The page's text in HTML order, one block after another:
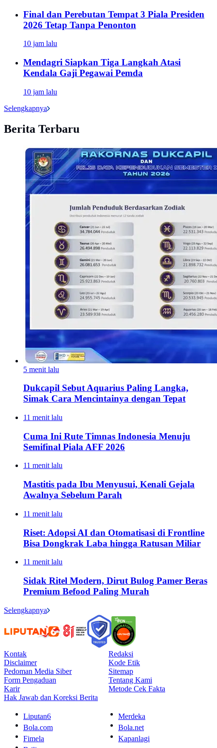
Final dan Perebutan Tempat 3 Piala Presiden
2026 Tetap Tanpa Penonton
10 jam lalu
Mendagri Siapkan Tiga Langkah Atasi
Kendala Gaji Pegawai Pemda
10 jam lalu
Selengkapnya
Berita Terbaru
5 menit lalu
Dukcapil Sebut Aquarius Paling Langka,
Simak Cara Mencintainya dengan Tepat
11 menit lalu
Cuma Ini Rute Timnas Indonesia Menuju
Semifinal Piala AFF 2026
11 menit lalu
Mastitis pada Ibu Menyusui, Kenali Gejala
Awalnya Sebelum Parah
11 menit lalu
Riset: Adopsi AI dan Otomatisasi di Frontline
Bisa Dongkrak Laba hingga Ratusan Miliar
11 menit lalu
Sidak Ritel Modern, Dirut Bulog Pamer Beras
Premium Befood Paling Murah
Selengkapnya
Kontak
Redaksi
Disclaimer
Kode Etik
Pedoman Media Siber
Sitemap
Form Pengaduan
Tentang Kami
Karir
Metode Cek Fakta
Hak Jawab dan Koreksi Berita
Liputan6
Merdeka
Bola.com
Bola.net
Fimela
Kapanlagi